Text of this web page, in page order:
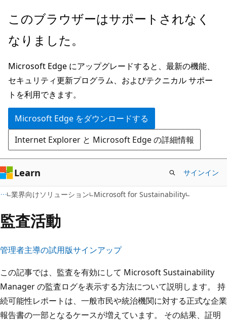
メ
ン
ン
テ
ン
ツ
に
ス
キ
ッ
プ
このブラウザーはサポートされなく
なりました。
Microsoft Edge にアップグレードすると、最新の機能、
セキュリティ更新プログラム、およびテクニカル サポー
トを利用できます。
Microsoft Edge をダウンロードする
Internet Explorer と Microsoft Edge の詳細情報
Learn サインイン
業界向けソリューション Microsoft for Sustainability
監査活動
管理者主導の試用版サインアップ
この記事では、監査を有効にして Microsoft Sustainability
Manager の監査ログを表示する方法について説明します。 持
続可能性レポートは、一般市民や統治機関に対する正式な企業
報告書の一部となるケースが増えています。 その結果、証明